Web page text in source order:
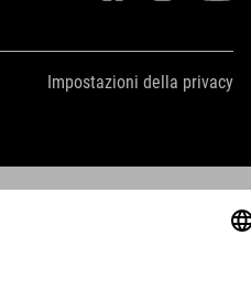
Impostazioni della privacy